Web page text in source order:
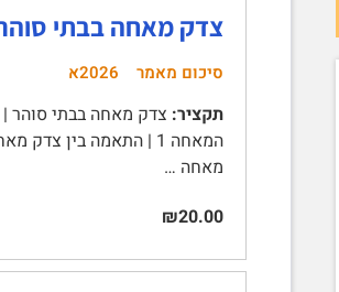
צדק מאחה בבתי
סיכום מאמר 2026א
תקציר:
מאחה …
₪20.00